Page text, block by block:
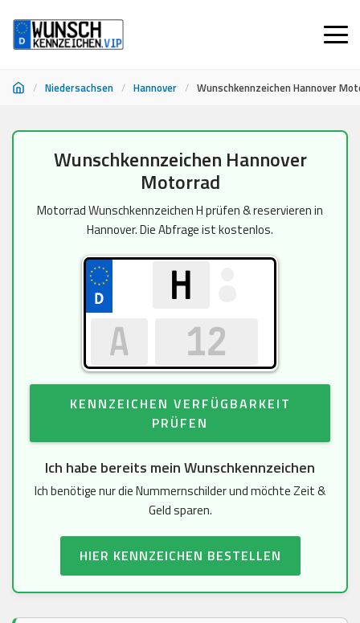
/ Niedersachsen / Hannover / Wunschkennzeichen Hannover
Wunschkennzeichen Hannover
Motorrad
Motorrad Wunschkennzeichen H prüfen & reservieren in
Hannover. Die Abfrage ist kostenlos.
KENNZEICHEN VERFÜGBARKEIT
PRÜFEN
Ich habe bereits mein Wunschkennzeichen
Ich benötige nur die Nummernschilder und möchte Zeit &
Geld sparen.
HIER KENNZEICHEN BESTELLEN